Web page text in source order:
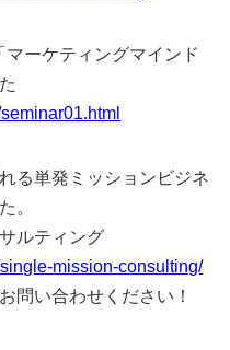
ーケティングマインド
る単発ミッションビジネ
。
ルティング
mission-consulting/
い合わせください！